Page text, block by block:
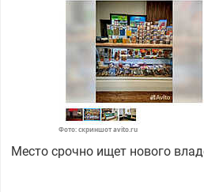
Фото: скриншот avito.ru
Место срочно ищет нового